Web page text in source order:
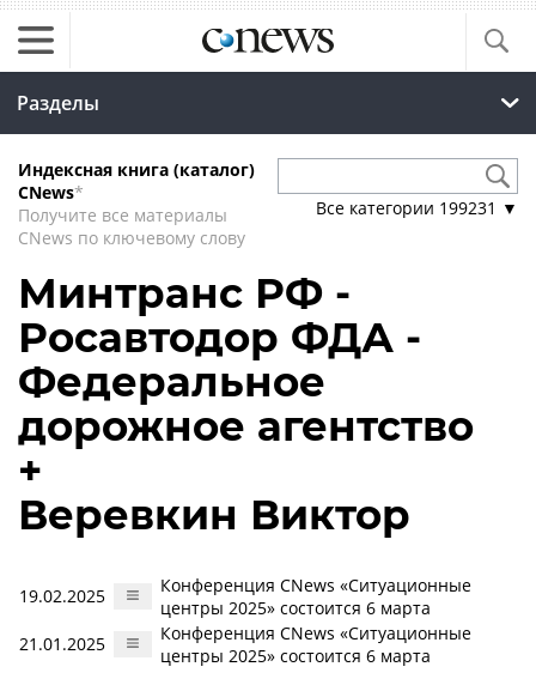
Разделы
Индексная книга (каталог)
CNews*
Получите все материалы
CNews по ключевому слову
Все категории 199231 ▼
Минтранс РФ -
Росавтодор ФДА -
Федеральное
дорожное агентство
+
Веревкин Виктор
19.02.2025
Конференция CNews «Ситуационные
центры 2025» состоится 6 марта
21.01.2025
Конференция CNews «Ситуационные
центры 2025» состоится 6 марта